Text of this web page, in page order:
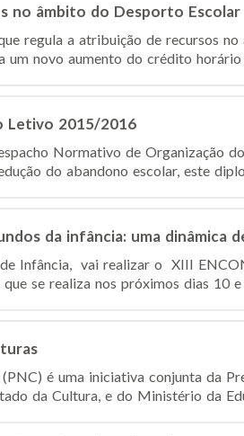
no âmbito do Desporto Escolar
regula a atribuição de recursos
novo aumento do crédito horário
Letivo 2015/2016
Normativo de Organização
do abandono escolar, este
da infância: uma dinâmica
de Infância, vai realizar o XIII
se realiza nos próximos dias 10
é uma iniciativa conjunta da
da Cultura, e do Ministério da